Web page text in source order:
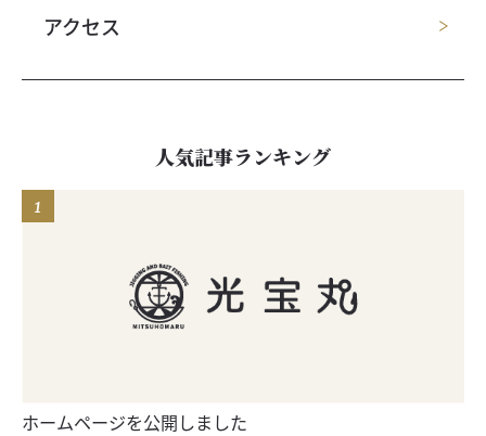
アクセス
人気記事ランキング
ホームページを公開しました